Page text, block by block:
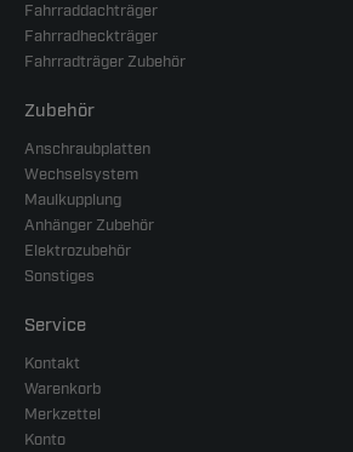
Fahrraddachträger
Fahrradheckträger
Fahrradträger Zubehör
Zubehör
Anschraubplatten
Wechselsystem
Maulkupplung
Anhänger Zubehör
Elektrozubehör
Sonstiges
Service
Kontakt
Warenkorb
Merkzettel
Konto